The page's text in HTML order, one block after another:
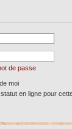
de passe
moi
en ligne pour